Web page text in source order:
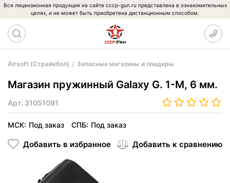
Вся лицензионная продукция на сайте cccp-gun.ru представлена в ознакомительных
целях, и не может быть приобретена дистанционным способом.
Airsoft (Страйкбол) Запасные магазины и лоадеры
Магазин пружинный Galaxy G. 1-M, 6 мм.
Арт. 31051091
МСК: Под заказ СПБ: Под заказ
Добавить в избранное Добавить к сравнению